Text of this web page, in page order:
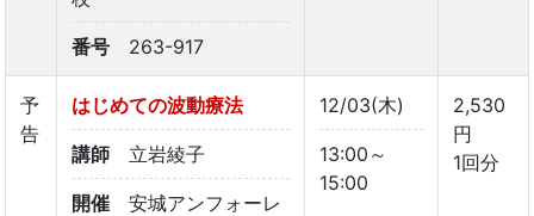
番号 263-917
予
告
はじめての波動療法
講師 立岩綾子
開催
安城アンフォーレ
12/03(木)
13:00～
15:00
2,530
円
1回分